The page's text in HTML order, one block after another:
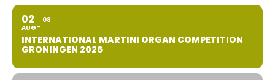
02
AUG
08
INTERNATIONAL MARTINI ORGAN COMPETITION
GRONINGEN 2026